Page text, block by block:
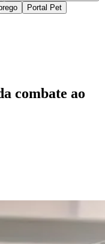
Portal Pet
combate ao